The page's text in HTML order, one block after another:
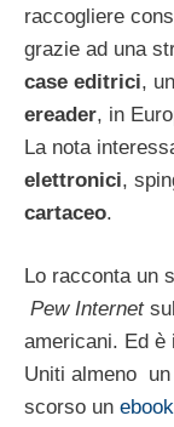
raccogliere
grazie ad una
case editrici,
ereader, in
La nota
elettronici,
cartaceo.
Lo racconta un
Pew Internet
americani. Ed è
Uniti almeno un
scorso un ebook